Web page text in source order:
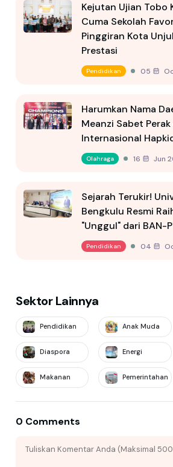
Kejutan Ujian Tobo
Cuma Sekolah
Pinggiran Kota
Prestasi
Pendidikan 05
Harumkan Nama
Meanzi Sabet
Internasional
Olahraga 16 Jun
Sejarah Terukir!
Bengkulu Resmi
"Unggul" dari BAN-
Pendidikan
Sektor Lainnya
Pendidikan Anak Muda
Diaspora Energi
Makanan Pemerintahan
0 Comments